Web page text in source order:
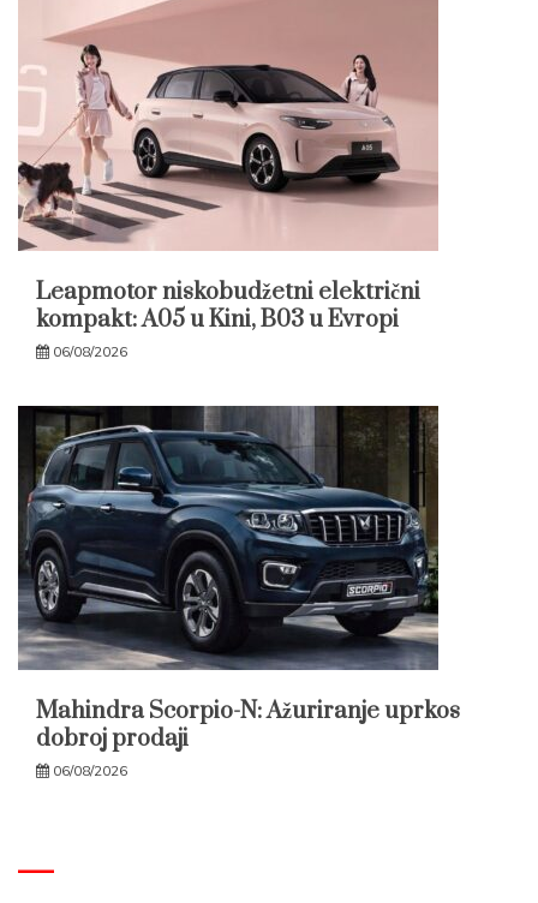
Leapmotor niskobudžetni električni
kompakt: A05 u Kini, B03 u Evropi
06/08/2026
Mahindra Scorpio-N: Ažuriranje uprkos
dobroj prodaji
06/08/2026